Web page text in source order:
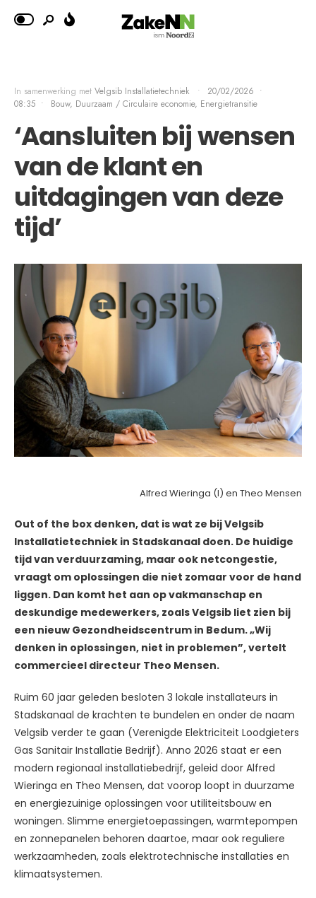
In samenwerking met Velgsib Installatietechniek • 20/02/2026 •
08:35 • Bouw, Duurzaam / Circulaire economie, Energietransitie
‘Aansluiten bij wensen
van de klant en
uitdagingen van deze
tijd’
Alfred Wieringa (l) en Theo Mensen
Out of the box denken, dat is wat ze bij Velgsib
Installatietechniek in Stadskanaal doen. De huidige
tijd van verduurzaming, maar ook netcongestie,
vraagt om oplossingen die niet zomaar voor de hand
liggen. Dan komt het aan op vakmanschap en
deskundige medewerkers, zoals Velgsib liet zien bij
een nieuw Gezondheidscentrum in Bedum. „Wij
denken in oplossingen, niet in problemen”, vertelt
commercieel directeur Theo Mensen.
Ruim 60 jaar geleden besloten 3 lokale installateurs in
Stadskanaal de krachten te bundelen en onder de naam
Velgsib verder te gaan (Verenigde Elektriciteit Loodgieters
Gas Sanitair Installatie Bedrijf). Anno 2026 staat er een
modern regionaal installatiebedrijf, geleid door Alfred
Wieringa en Theo Mensen, dat voorop loopt in duurzame
en energiezuinige oplossingen voor utiliteitsbouw en
woningen. Slimme energietoepassingen, warmtepompen
en zonnepanelen behoren daartoe, maar ook reguliere
werkzaamheden, zoals elektrotechnische installaties en
klimaatsystemen.